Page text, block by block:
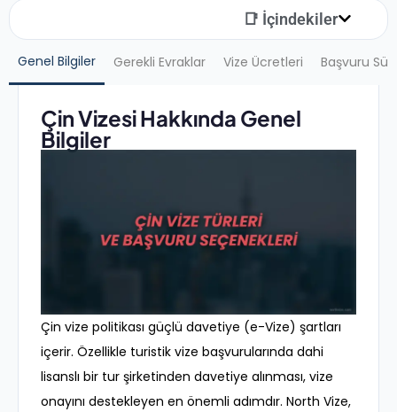
📑 İçindekiler
Genel Bilgiler Gerekli Evraklar Vize Ücretleri Başvuru
Çin Vizesi Hakkında Genel
Bilgiler
Çin vize politikası güçlü davetiye (e-Vize) şartları
içerir. Özellikle turistik vize başvurularında dahi
lisanslı bir tur şirketinden davetiye alınması, vize
onayını destekleyen en önemli adımdır. North Vize,